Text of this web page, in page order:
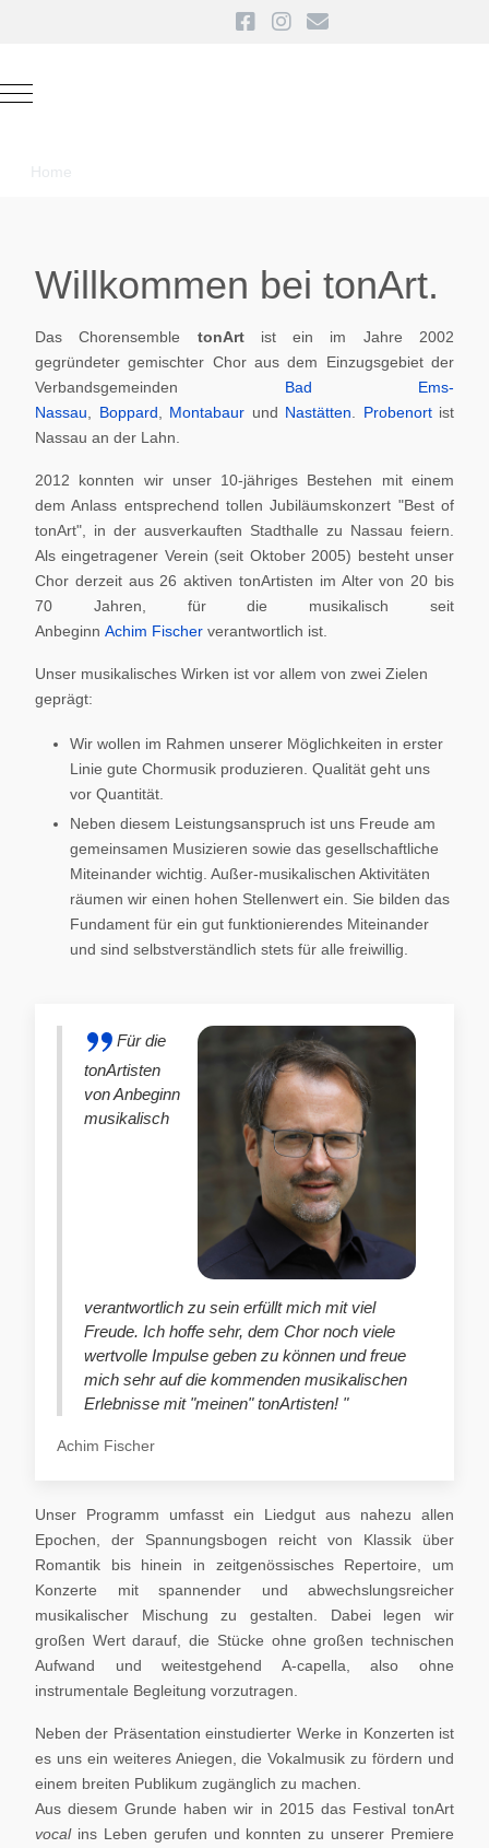
Mobile Menu Toggle
Home
Willkommen bei tonArt.
Das Chorensemble tonArt ist ein im Jahre 2002
gegründeter gemischter Chor aus dem Einzugsgebiet der
Verbandsgemeinden Bad Ems-
Nassau
Boppard Montabaur und Nastätten Probenortist
Nassau an der Lahn.
2012 konnten wir unser 10-jähriges Bestehen mit einem
dem Anlass entsprechend tollen Jubiläumskonzert "Best of
tonArt", in der ausverkauften Stadthalle zu Nassau feiern.
Als eingetragener Verein (seit Oktober 2005) besteht unser
Chor derzeit aus 26 aktiven tonArtisten im Alter von 20 bis
70 Jahren, für die musikalisch seit
Anbeginn Achim Fischer verantwortlich ist.
Unser musikalisches Wirken ist vor allem von zwei Zielen
geprägt:
Wir wollen im Rahmen unserer Möglichkeiten in erster
Linie gute Chormusik produzieren. Qualität geht uns
vor Quantität.
Neben diesem Leistungsanspruch ist uns Freude am
gemeinsamen Musizieren sowie das gesellschaftliche
Miteinander wichtig. Außer-musikalischen Aktivitäten
räumen wir einen hohen Stellenwert ein. Sie bilden das
Fundament für ein gut funktionierendes Miteinander
und sind selbstverständlich stets für alle freiwillig.
Für die
tonArtisten
von Anbeginn
musikalisch
verantwortlich zu sein erfüllt mich mit viel
Freude. Ich hoffe sehr, dem Chor noch viele
wertvolle Impulse geben zu können und freue
mich sehr auf die kommenden musikalischen
Erlebnisse mit "meinen" tonArtisten! "
Achim Fischer
Unser Programm umfasst ein Liedgut aus nahezu allen
Epochen, der Spannungsbogen reicht von Klassik über
Romantik bis hinein in zeitgenössisches Repertoire, um
Konzerte mit spannender und abwechslungsreicher
musikalischer Mischung zu gestalten. Dabei legen wir
großen Wert darauf, die Stücke ohne großen technischen
Aufwand und weitestgehend A-capella, also ohne
instrumentale Begleitung vorzutragen.
Neben der Präsentation einstudierter Werke in Konzerten ist
es uns ein weiteres Aniegen, die Vokalmusik zu fördern und
einem breiten Publikum zugänglich zu machen.
Aus diesem Grunde haben wir in 2015 das Festival tonArt
vocal ins Leben gerufen und konnten zu unserer Premiere